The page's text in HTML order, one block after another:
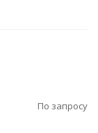
По запросу